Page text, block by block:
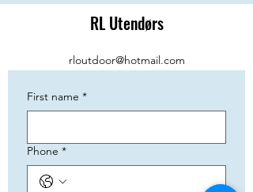
RL Utendørs
rloutdoor@hotmail.com
First name *
Phone *